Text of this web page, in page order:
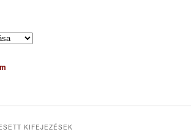
KIFEJEZÉSEK